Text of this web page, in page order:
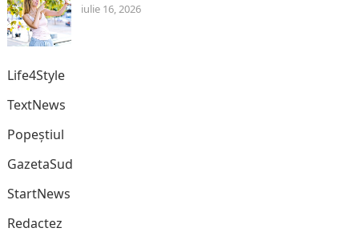
iulie 16, 2026
Life4Style
TextNews
Popeștiul
GazetaSud
StartNews
Redactez